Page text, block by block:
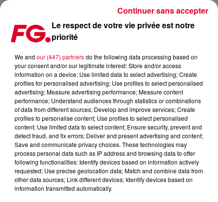
HARDWELL : UN NOUVEAU TITRE ET UN MIX AU SIÈGE DES
Publié : 20 juin 2016 à 8h32 par La rédaction
Le respect de votre vie privée est notre
priorité
We and our (447) partnersdo the following data processing based on
your consent and/or our legitimate interest: Store and/or access
information on a device; Use limited data to select advertising; Create
profiles for personalised advertising; Use profiles to select personalised
advertising; Measure advertising performance; Measure content
performance; Understand audiences through statistics or combinations
of data from different sources; Develop and improve services; Create
profiles to personalise content; Use profiles to select personalised
content; Use limited data to select content; Ensure security, prevent and
detect fraud, and fix errors; Deliver and present advertising and content;
Save and communicate privacy choices. These technologies may
process personal data such as IP address and browsing data to offer
following functionalities: Identify devices based on information actively
requested; Use precise geolocation data; Match and combine data from
other data sources; Link different devices; Identify devices based on
information transmitted automatically.
Continuer sans accepter